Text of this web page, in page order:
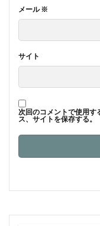
メール※
サイト
次回のコメントで使用す
ス、サイトを保存する。